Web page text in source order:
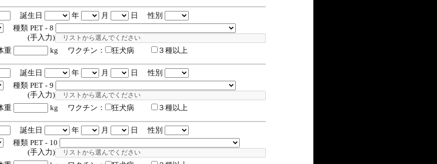
誕生日 年 月
日 性別
種類 PET - 8
力)
kg ワクチン： 狂犬病 ３種以上
誕生日 年 月
日 性別
種類 PET - 9
力)
kg ワクチン： 狂犬病 ３種以上
誕生日 年 月
日 性別
種類 PET - 10
力)